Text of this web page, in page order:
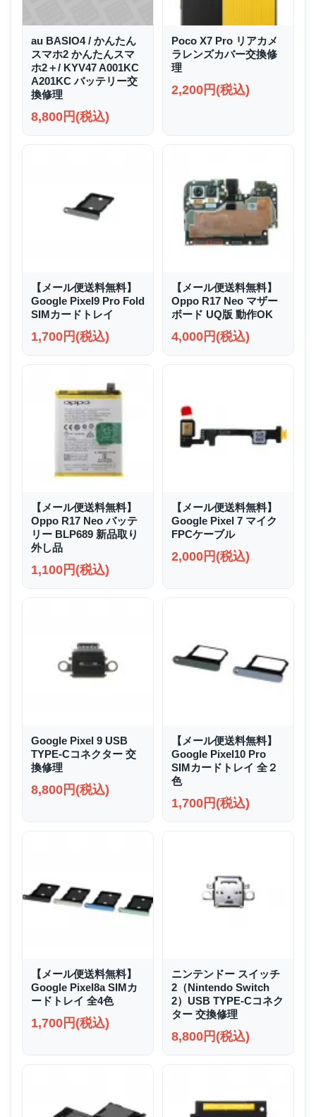
au BASIO4 / かんたん
スマホ2 かんたんスマ
ホ2＋/ KYV47 A001KC
A201KC バッテリー交
換修理
8,800円(税込)
Poco X7 Pro リアカメ
ラレンズカバー交換修
理
2,200円(税込)
【メール便送料無料】
Google Pixel9 Pro Fold
SIMカードトレイ
1,700円(税込)
【メール便送料無料】
Oppo R17 Neo マザー
ボード UQ版 動作OK
4,000円(税込)
【メール便送料無料】
Oppo R17 Neo バッテ
リー BLP689 新品取り
外し品
1,100円(税込)
【メール便送料無料】
Google Pixel 7 マイク
FPCケーブル
2,000円(税込)
Google Pixel 9 USB
TYPE-Cコネクター 交
換修理
8,800円(税込)
【メール便送料無料】
Google Pixel10 Pro
SIMカードトレイ 全２
色
1,700円(税込)
【メール便送料無料】
Google Pixel8a SIMカ
ードトレイ 全4色
1,700円(税込)
ニンテンドー スイッチ
2（Nintendo Switch
2）USB TYPE-Cコネク
ター 交換修理
8,800円(税込)